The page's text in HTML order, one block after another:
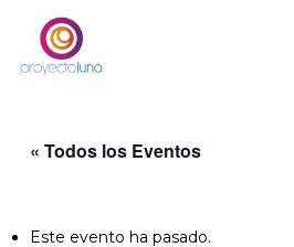
main
« Todos los Eventos
Este evento ha pasado.